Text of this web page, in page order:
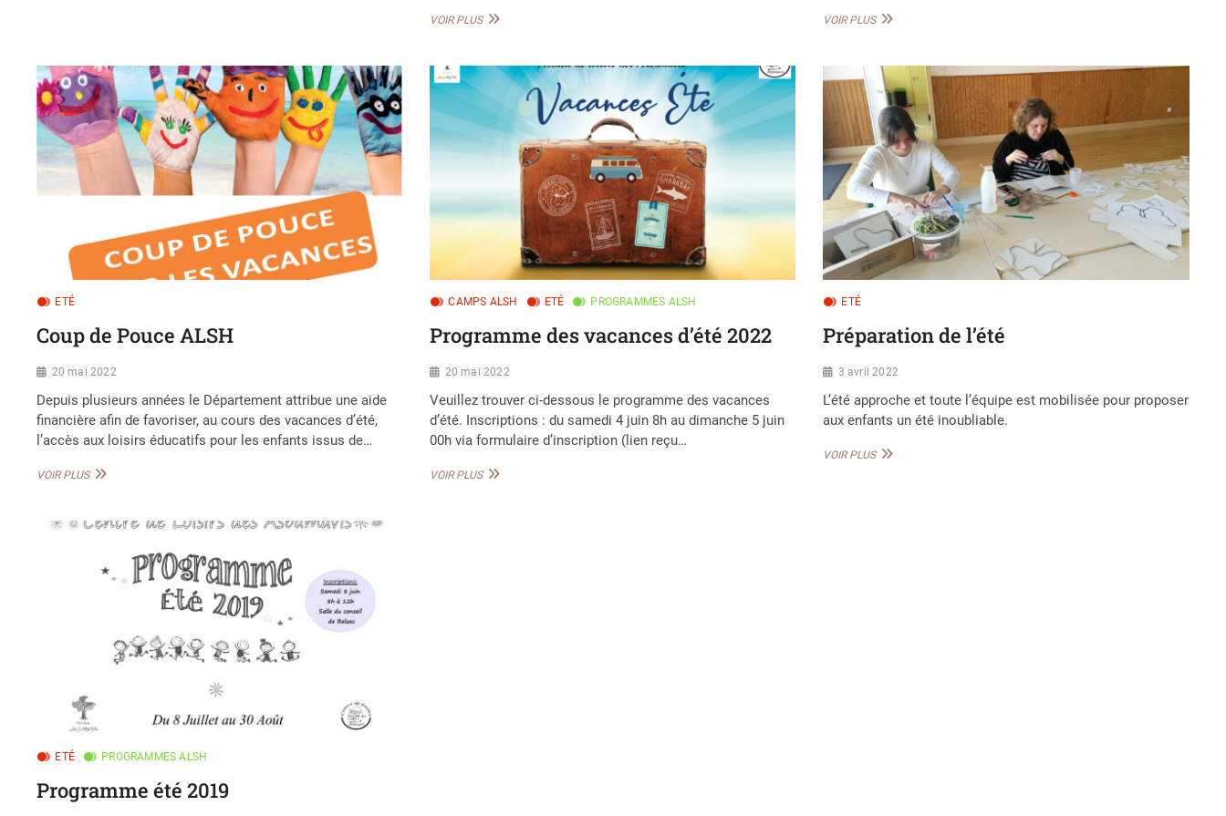
VOIR PLUSINSCRIPTIONS
VOIR PLUSETÉ
ETÉ
Coup de Pouce ALSH
20 mai 2022
Depuis plusieurs années le Département attribue une aide
financière afin de favoriser, au cours des vacances d’été,
l’accès aux loisirs éducatifs pour les enfants issus de…
VOIR PLUSCOUP
ALSH
CAMPS ALSH ETÉ PROGRAMMES ALSH
Programme des vacances d’été 2022
20 mai 2022
Veuillez trouver ci-dessous le programme des vacances
d’été. Inscriptions : du samedi 4 juin 8h au dimanche 5 juin
00h via formulaire d’inscription (lien reçu…
VOIR PLUSPROGRAMME
ETÉ
Préparation de l’été
3 avril 2022
L’été approche et toute l’équipe est mobilisée pour proposer
aux enfants un été inoubliable.
VOIR PLUSPRÉPARATION
ETÉ PROGRAMMES ALSH
Programme été 2019